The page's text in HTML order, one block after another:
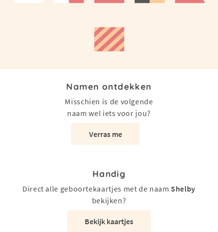
Namen ontdekken
Misschien is de volgende
naam wel iets voor jou?
Verras me
Handig
Direct alle geboortekaartjes met de naam Shelby
bekijken?
Bekijk kaartjes